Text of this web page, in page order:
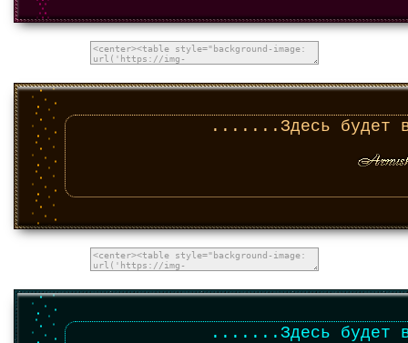
.......Здесь будет
.......Здесь будет